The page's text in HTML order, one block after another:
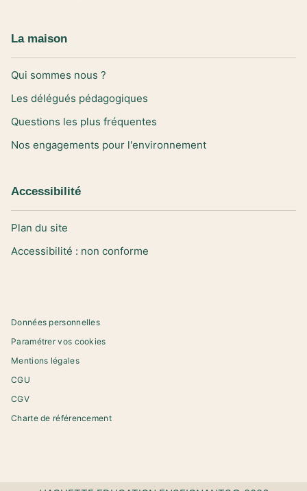
La maison
Qui sommes nous ?
Les délégués pédagogiques
Questions les plus fréquentes
Nos engagements pour l'environnement
Accessibilité
Plan du site
Accessibilité : non conforme
Données personnelles
Paramétrer vos cookies
Mentions légales
CGU
CGV
Charte de référencement